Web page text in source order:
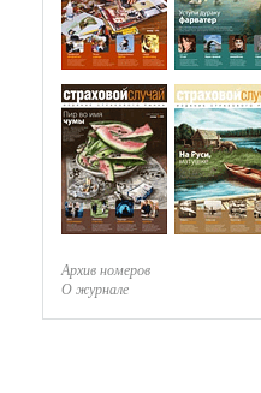
Архив номеров
О журнале